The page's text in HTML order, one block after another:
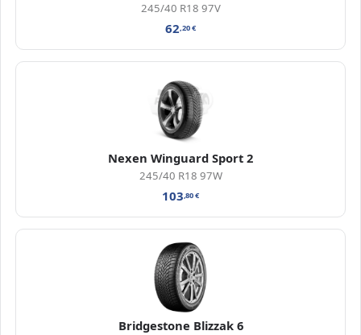
245/40 R18 97V
62,20€
Nexen Winguard Sport 2
245/40 R18 97W
103,80€
Bridgestone Blizzak 6